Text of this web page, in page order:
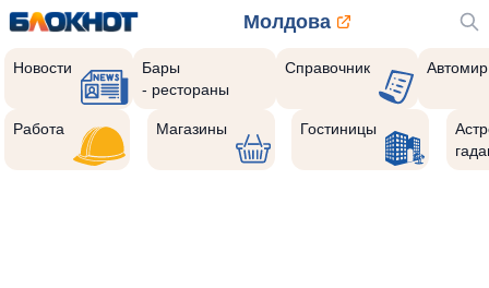
Молдова
Новости
Бары
- рестораны
Справочник Автомир
Работа Магазины Гостиницы